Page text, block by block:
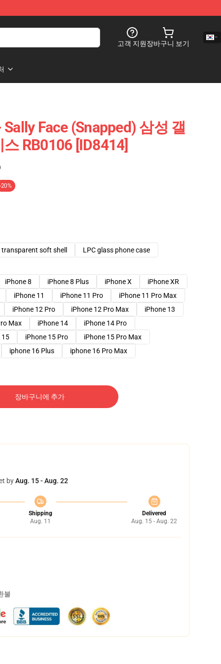
고객 지원장바구니 보기
Face (Snapped) 삼성 갤
RB0106 [ID8414]
-20%
transparent soft shell LPC glass phone case
iPhone 8 iPhone 8 Plus iPhone X
iPhone XR
iPhone 11
iPhone 11 Pro
iPhone 11 Pro Max
iPhone 12 Pro
iPhone 12 Pro Max
iPhone 13
Max
iPhone 14
iPhone 14 Pro
15
iPhone 15 Pro
iPhone 15 Pro Max
iphone 16 Plus
iphone 16 Pro Max
장바구니에 추가
byAug. 15 - Aug. 22
Shipping
Aug. 11
Delivered
Aug. 15 - Aug. 22
불